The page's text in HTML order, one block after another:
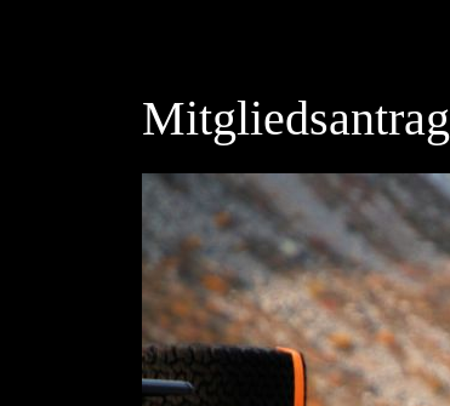
Mitgliedsantrag